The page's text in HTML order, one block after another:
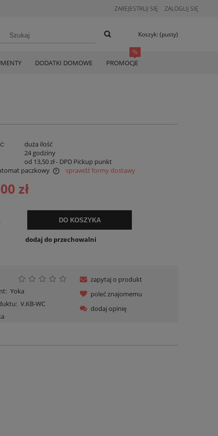
ZAREJESTRUJ SIĘ ZALOGUJ SIĘ
Koszyk: (pusty)
DODATKI DOMOWE PROMOCJE
duża ilość
24 godziny
od 13,50 zł- DPD Pickup punkt
paczkowy
kosztów
sprawdź formy dostawy
zł
DO KOSZYKA
dodaj do przechowalni
Yoka
V.KB-WC
zapytaj o produkt
poleć znajomemu
dodaj opinię